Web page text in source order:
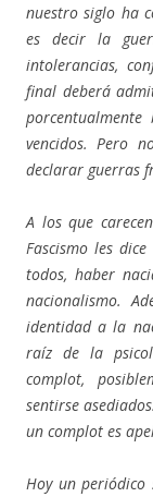
nuestro siglo ha
es decir la
intolerancias,
final deberá
vencidos. Pero
declarar guerras
A los que
Fascismo les
todos, haber
nacionalismo.
identidad a la
raíz de la
complot,
sentirse
un complot es
Hoy un periódico